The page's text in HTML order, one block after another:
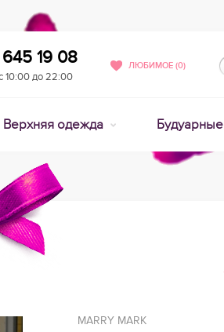
19 08
10:00 до 22:00
ЛЮБИМОЕ (0)
Верхняя одежда Будуарные
MARRY MARK